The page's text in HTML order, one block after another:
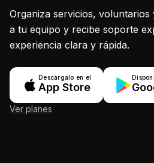
Organiza servicios,
a tu equipo y recibe soporte
experiencia clara y rápida.
Descárgalo en el
App Store
Ver planes